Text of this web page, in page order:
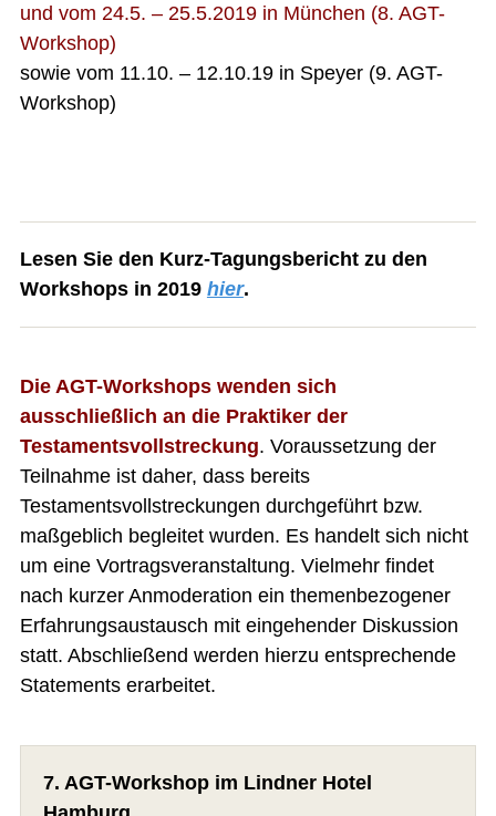
und vom 24.5. – 25.5.2019 in München (8. AGT-
Workshop)
sowie vom 11.10. – 12.10.19 in Speyer (9. AGT-
Workshop)
Lesen Sie den Kurz-Tagungsbericht zu den
Workshops in 2019 hier.
Die AGT-Workshops wenden sich
ausschließlich an die Praktiker der
Testamentsvollstreckung. Voraussetzung der
Teilnahme ist daher, dass bereits
Testamentsvollstreckungen durchgeführt bzw.
maßgeblich begleitet wurden. Es handelt sich nicht
um eine Vortragsveranstaltung. Vielmehr findet
nach kurzer Anmoderation ein themenbezogener
Erfahrungsaustausch mit eingehender Diskussion
statt. Abschließend werden hierzu entsprechende
Statements erarbeitet.
7. AGT-Workshop im Lindner Hotel